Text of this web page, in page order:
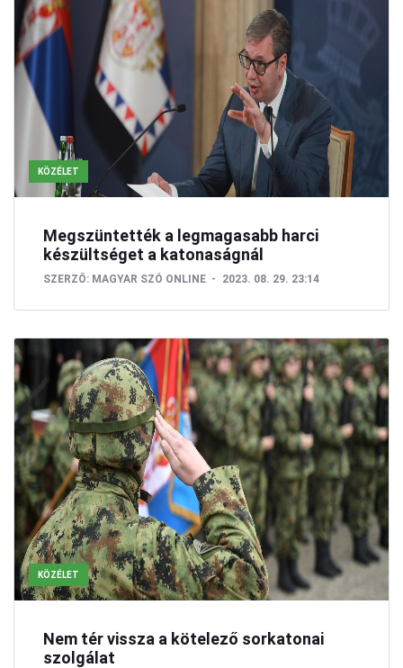
KÖZÉLET
Megszüntették a legmagasabb harci
készültséget a katonaságnál
SZERZŐ: MAGYAR SZÓ ONLINE 2023. 08. 29. 23:14
KÖZÉLET
Nem tér vissza a kötelező sorkatonai
szolgálat